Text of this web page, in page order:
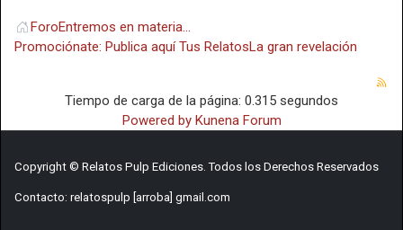
ForoEntremos en materia...
Promociónate: Publica aquí Tus RelatosLa gran revelación
Tiempo de carga de la página: 0.315 segundos
Powered by Kunena Forum
Copyright © Relatos Pulp Ediciones. Todos los Derechos Reservados
Contacto: relatospulp [arroba] gmail.com